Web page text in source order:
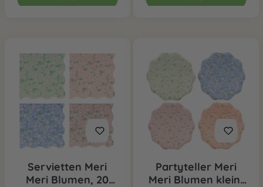
Servietten Meri
Meri Blumen, 20
Partyteller Meri
Meri Blumen klein,